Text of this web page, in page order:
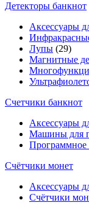
Детекторы банкнот
Аксессуары
Лупы (29)
Магнитные
Счетчики банкнот
Аксессуары
Машины для
Программное
Счётчики монет
Аксессуары
Счётчики